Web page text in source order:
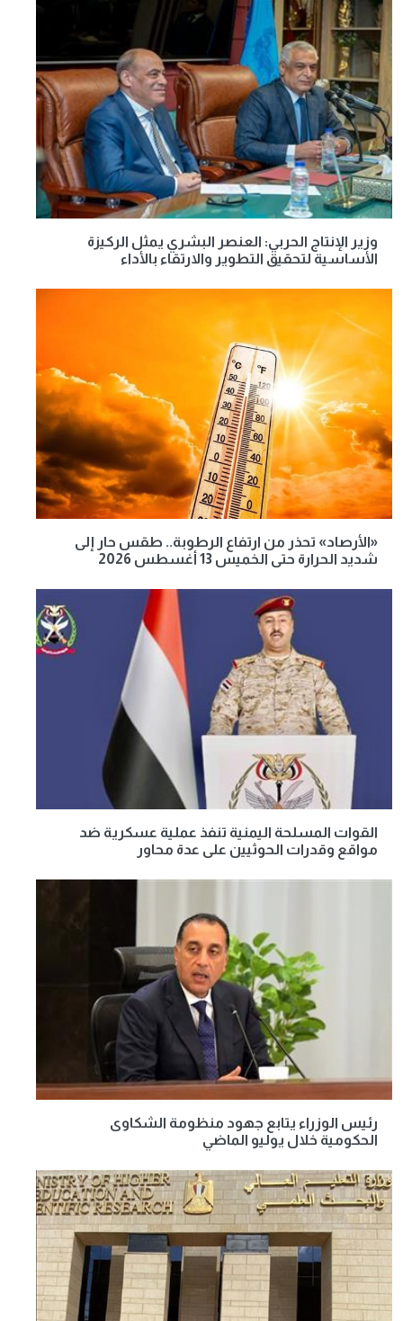
وزير الإنتاج الحربي: العنصر البشري يمثل الركيزة
الأساسية لتحقيق التطوير والارتقاء بالأداء
«الأرصاد» تحذر من ارتفاع الرطوبة.. طقس حار إلى
شديد الحرارة حتى الخميس 13 أغسطس 2026
القوات المسلحة اليمنية تنفذ عملية عسكرية ضد
مواقع وقدرات الحوثيين على عدة محاور
رئيس الوزراء يتابع جهود منظومة الشكاوى
الحكومية خلال يوليو الماضي